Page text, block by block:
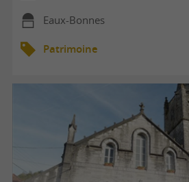
Eaux-Bonnes
Patrimoine